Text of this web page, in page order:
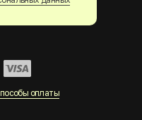
оплаты